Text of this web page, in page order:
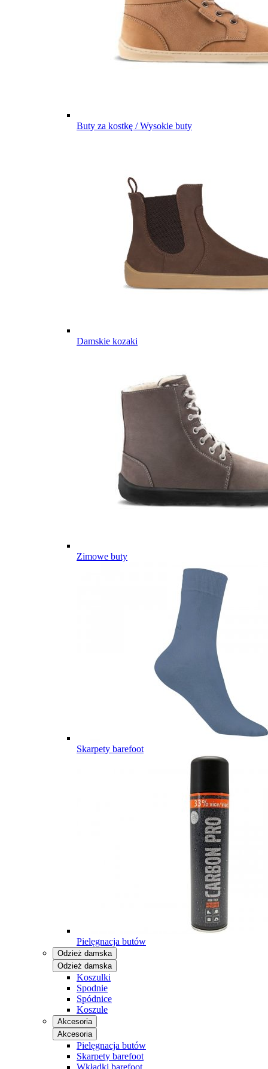
Buty za kostkę / Wysokie buty
Damskie kozaki
Zimowe buty
Skarpety barefoot
Pielęgnacja butów
Odzież damska
Odzież damska
Koszulki
Spodnie
Spódnice
Koszule
Akcesoria
Akcesoria
Pielęgnacja butów
Skarpety barefoot
Wkładki barefoot